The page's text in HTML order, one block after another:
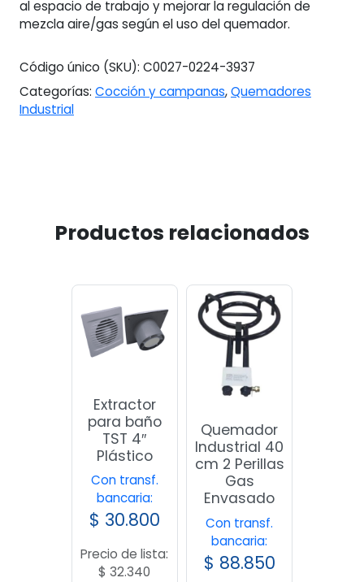
al espacio de trabajo y mejorar la regulación de
mezcla aire/gas según el uso del quemador.
Código único (SKU): C0027-0224-3937
Categorías: Cocción y campanas,Quemadores
Industrial
Productos relacionados
Extractor
para baño
TST 4″
Plástico
Con transf.
bancaria:
$ 30.800
Precio de lista:
$ 32.340
Quemador
Industrial 40
cm 2 Perillas
Gas
Envasado
Con transf.
bancaria:
$ 88.850